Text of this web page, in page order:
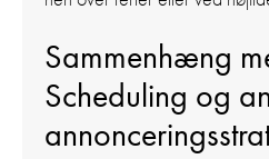
Sammenhæng
Scheduling og